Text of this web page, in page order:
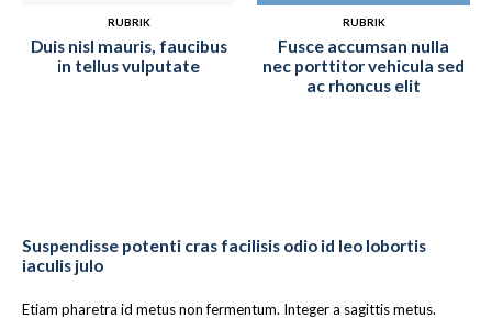
RUBRIK
Duis nisl mauris, faucibus
in tellus vulputate
RUBRIK
Fusce accumsan nulla
nec porttitor vehicula sed
ac rhoncus elit
Suspendisse potenti cras facilisis odio id leo lobortis
iaculis julo
Etiam pharetra id metus non fermentum. Integer a sagittis metus.